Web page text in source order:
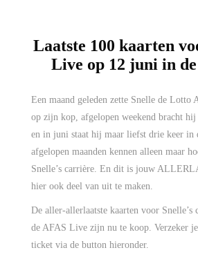
Laatste 100 kaarten
Live op 12 juni in
Een maand geleden zette Snelle de Lotto
op zijn kop, afgelopen weekend bracht
en in juni staat hij maar liefst drie keer in
afgelopen maanden kennen alleen maar
Snelle’s carrière. En dit is jouw
hier ook deel van uit te maken.
De aller-allerlaatste kaarten voor
de AFAS Live zijn nu te koop. Verzeker
ticket via de button hieronder.